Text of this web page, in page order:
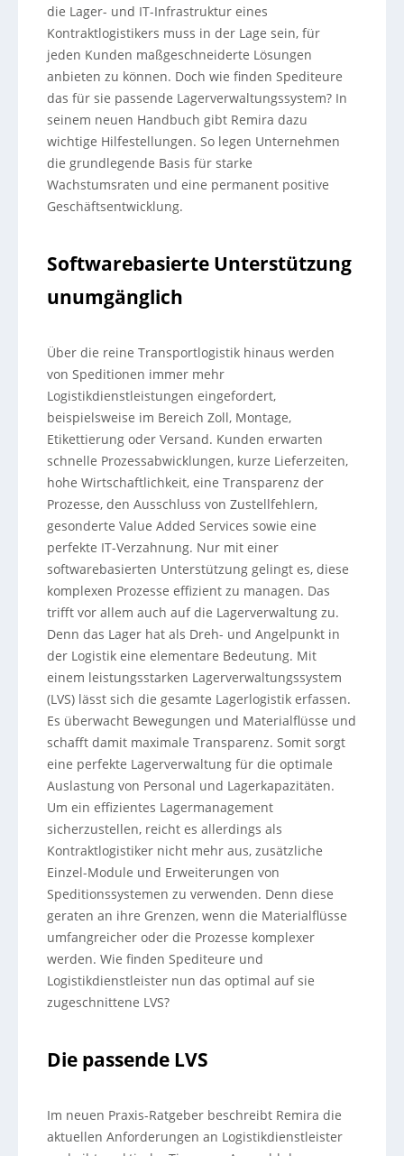
die Lager- und IT-Infrastruktur eines
Kontraktlogistikers muss in der Lage sein, für
jeden Kunden maßgeschneiderte Lösungen
anbieten zu können. Doch wie finden Spediteure
das für sie passende Lagerverwaltungssystem? In
seinem neuen Handbuch gibt Remira dazu
wichtige Hilfestellungen. So legen Unternehmen
die grundlegende Basis für starke
Wachstumsraten und eine permanent positive
Geschäftsentwicklung.
Softwarebasierte Unterstützung
unumgänglich
Über die reine Transportlogistik hinaus werden
von Speditionen immer mehr
Logistikdienstleistungen eingefordert,
beispielsweise im Bereich Zoll, Montage,
Etikettierung oder Versand. Kunden erwarten
schnelle Prozessabwicklungen, kurze Lieferzeiten,
hohe Wirtschaftlichkeit, eine Transparenz der
Prozesse, den Ausschluss von Zustellfehlern,
gesonderte Value Added Services sowie eine
perfekte IT-Verzahnung. Nur mit einer
softwarebasierten Unterstützung gelingt es, diese
komplexen Prozesse effizient zu managen. Das
trifft vor allem auch auf die Lagerverwaltung zu.
Denn das Lager hat als Dreh- und Angelpunkt in
der Logistik eine elementare Bedeutung. Mit
einem leistungsstarken Lagerverwaltungssystem
(LVS) lässt sich die gesamte Lagerlogistik erfassen.
Es überwacht Bewegungen und Materialflüsse und
schafft damit maximale Transparenz. Somit sorgt
eine perfekte Lagerverwaltung für die optimale
Auslastung von Personal und Lagerkapazitäten.
Um ein effizientes Lagermanagement
sicherzustellen, reicht es allerdings als
Kontraktlogistiker nicht mehr aus, zusätzliche
Einzel-Module und Erweiterungen von
Speditionssystemen zu verwenden. Denn diese
geraten an ihre Grenzen, wenn die Materialflüsse
umfangreicher oder die Prozesse komplexer
werden. Wie finden Spediteure und
Logistikdienstleister nun das optimal auf sie
zugeschnittene LVS?
Die passende LVS
Im neuen Praxis-Ratgeber beschreibt Remira die
aktuellen Anforderungen an Logistikdienstleister